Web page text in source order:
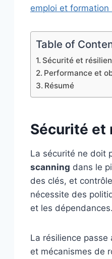
emploi et formation
Table of
Sécurité et
Performance et
Résumé
Sécurité et
La sécurité ne doit
scanning dans le
des clés, et
nécessite des
et les dépendances.
La résilience
et mécanismes de